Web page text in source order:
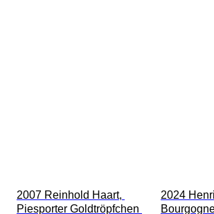
2007 Reinhold Haart,
Piesporter Goldtröpfchen
2024